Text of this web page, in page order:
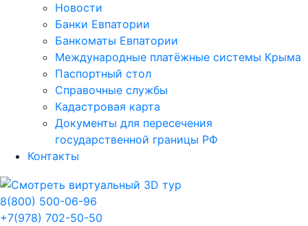
Новости
Банки Евпатории
Банкоматы Евпатории
Международные платёжные системы Крыма
Паспортный стол
Справочные службы
Кадастровая карта
Документы для пересечения
государственной границы РФ
Контакты
8(800) 500-06-96
+7(978) 702-50-50